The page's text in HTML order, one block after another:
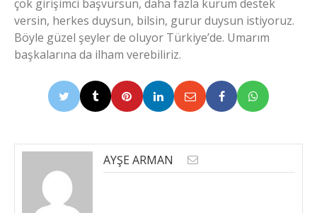
çok girişimci başvursun, daha fazla kurum destek
versin, herkes duysun, bilsin, gurur duysun istiyoruz.
Böyle güzel şeyler de oluyor Türkiye’de. Umarım
başkalarına da ilham verebiliriz.
AYŞE ARMAN